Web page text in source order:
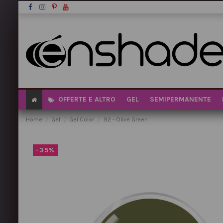
OFFERTE E ALTRO GEL SEMIPERMANENTE
Home Gel Gel Color 92 - Olive Green
-35%